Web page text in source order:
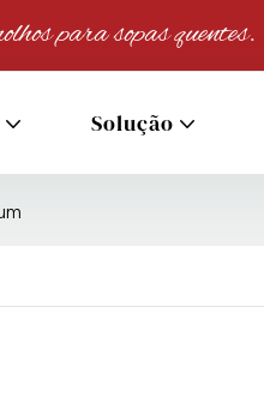
para sopas quentes.
Solução